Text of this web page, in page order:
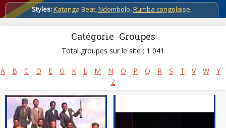
Styles:Katanga Beat,Ndombolo,Rumba congolaise,
Salsa africaine,Soukouss
Catégorie -Groupes
Total groupes sur le site : 1 041
A B C D E G K L M N O P Q R S T V W
Y
Z